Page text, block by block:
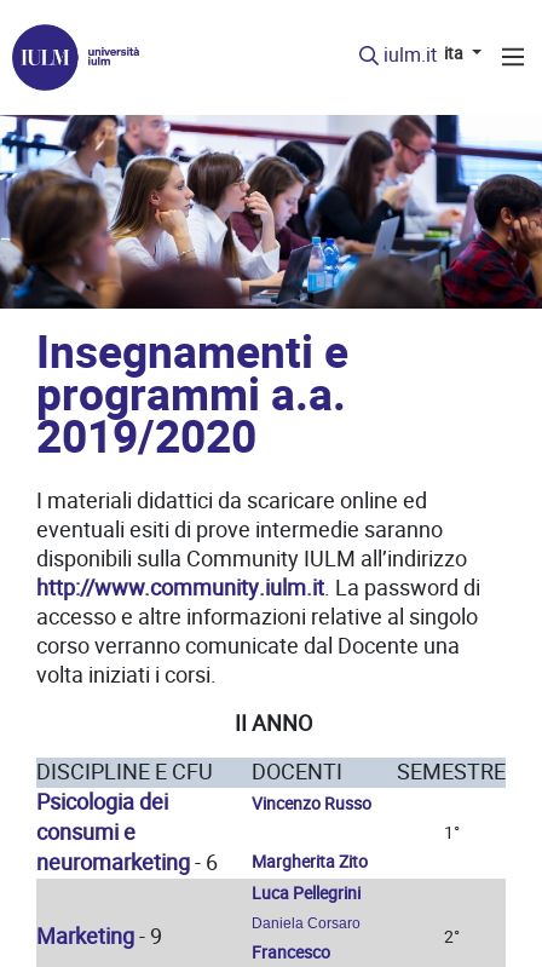
iulm.it ita
Insegnamenti e
programmi a.a.
2019/2020
I materiali didattici da scaricare online ed
eventuali esiti di prove intermedie saranno
disponibili sulla Community IULM all’indirizzo
http://www.community.iulm.it. La password di
accesso e altre informazioni relative al singolo
corso verranno comunicate dal Docente una
volta iniziati i corsi.
II ANNO
DISCIPLINE E CFU
DOCENTI
SEMESTRE
Psicologia dei
consumi e
neuromarketing- 6
Vincenzo Russo
Margherita Zito
1°
Marketing- 9
Luca Pellegrini
Daniela Corsaro
Francesco
2°